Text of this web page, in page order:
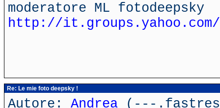
moderatore ML fotodeepsky
http://it.groups.yahoo.com/
Re: Le mie foto deepsky !
Autore: Andrea (---